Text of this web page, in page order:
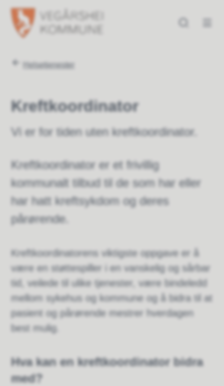
Vegårshei kommune
Du er her:
Helsetjenester
Kreftkoordinator
Vi er for tiden uten kreftkoordinator.
Kreftkoordinator er et frivillig
kommunalt tilbud til de som har eller
har hatt kreftsykdom og deres
pårørende.
Kreftkoordinatorens viktigste oppgave er å
være en støttespiller i en vanskelig og sårbar
tid, veilede til ulike tjenester, være bindeledd
mellom sykehus og kommune og å bidra til at
pasient og pårørende mestrer hverdagen
best mulig.
Hva kan en kreftkoordinator bidra
med?